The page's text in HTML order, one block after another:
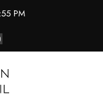
PM